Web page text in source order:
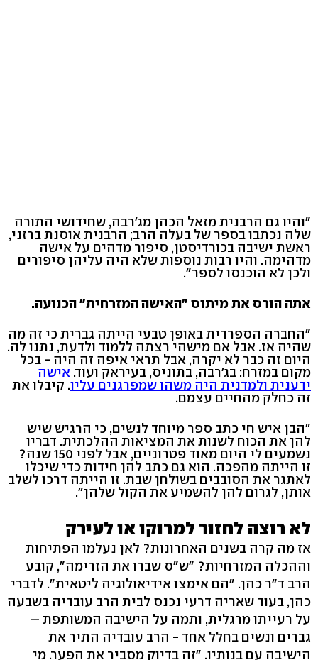
"והיו גם הרבנית מזאל הכהן מג'רבה, שחידושי התורה
שלה נכתבו בספר של בעלה הרב; הרבנית אוסנת ברזני,
ראשת ישיבה בכורדיסטן, סיפור מדהים על אישה
מדהימה. והיו רבות נוספות שלא היה עליהן סיפורים
ולכן לא הוכנסו לספר".
אתה הורס את מיתוס "האישה המזרחית" הכנועה.
"החברה הספרדית באופן טבעי הייתה גברית כי זה מה
שהיה אז. אבל אם מישהי רצתה ללמוד ולדעת, נתנו לה.
היום זה כבר לא יקרה, אבל תראי איפה זה היה - בכל
מקום במזרח: בג'רבה, בתוניס, בעיראק ועוד. אישה
ידענית ולמדנית היה משהו שמפרגנים עליו. קיבלו את
זה כחלק מהחיים עצמם.
"הבן איש חי כתב ספר מיוחד לנשים, כי הרגיש שיש
להן את הכוח לשנות את המציאות ההלכתית. דבריו
נשמעים לי היום מאוד פטרוניים, אבל לפני 150 שנה?
זו הייתה מהפכה. הוא גם כתב להן חידות כדי שיכלו
לאתגר את הסובבים בשולחן שבת. זו הייתה דרכו לשלב
אותן, לגרום להן להשמיע את הקול שלהן".
לא רוצה לחזור למרוקו או לעירק
אז מה קרה בשנים האחרונות? לאן נעלמו הפתיחות
וההכלה המזרחיות? "ש"ס שברו את הזרימה", קובע
הרב ד"ר כהן. "הם אימצו אידיאולוגיה ליטאית". לדברי
כהן, בעוד שאריה דרעי נכנס לבית הרב עובדיה בשבעה
על רעייתו מרגלית, ותמה על הישיבה המשותפת –
גברים ונשים בחלל אחד - הרב עובדיה התיר את
הישיבה עם בנותיו. "זה בדיוק מסביר את הפער. מי